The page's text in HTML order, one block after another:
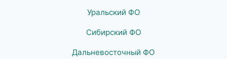
Уральский ФО
Сибирский ФО
Дальневосточный ФО